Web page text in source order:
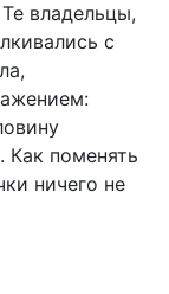
владельцы,
с
Как поменять
ничего не